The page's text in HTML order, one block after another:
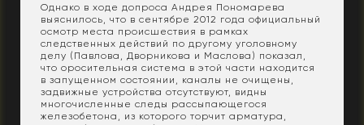
Однако в ходе допроса Андрея Пономарева
выяснилось, что в сентябре 2012 года официальный
осмотр места происшествия в рамках
следственных действий по другому уголовному
делу (Павлова, Дворникова и Маслова) показал,
что оросительная система в этой части находится
в запущенном состоянии, каналы не очищены,
задвижные устройства отсутствуют, видны
многочисленные следы рассыпающегося
железобетона, из которого торчит арматура,